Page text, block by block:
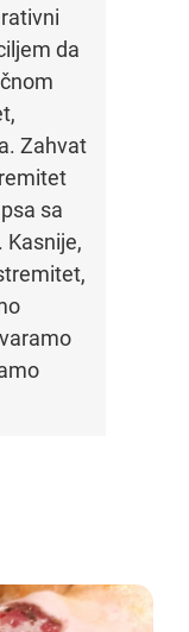
da
Zahvat
sa
Kasnije,